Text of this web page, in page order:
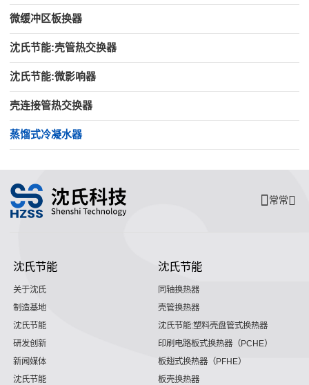
微缓冲区板换器
沈氏节能:壳管热交换器
沈氏节能:微影响器
壳连接管热交换器
蒸馏式冷凝水器
常常
沈氏节能
关于沈氏
制造基地
沈氏节能
研发创新
新闻媒体
沈氏节能
沈氏节能
同轴换热器
壳管换热器
沈氏节能:塑料壳盘管式换热器
印刷电路板式换热器（PCHE）
板翅式换热器（PFHE）
板壳换热器